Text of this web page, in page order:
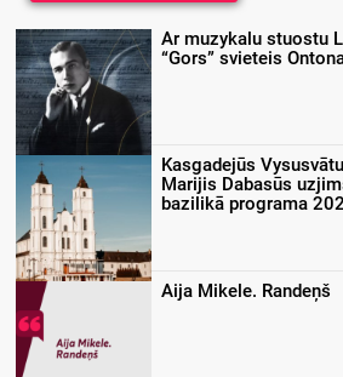
Ar muzykalu stuostu
“Gors” svieteis
Kasgadejūs
Marijis Dabasūs
bazilikā programa
Aija Mikele. Randeņš